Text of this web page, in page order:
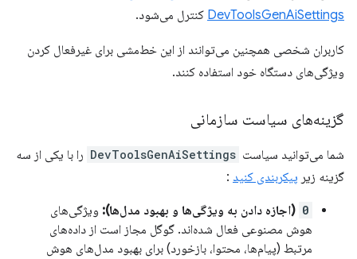
DevToolsGenAiSettings کنترل می‌شود.
کاربران شخصی همچنین می‌توانند از این خط‌مشی برای غیرفعال کردن
ویژگی‌های دستگاه خود استفاده کنند.
گزینه‌های سیاست سازمانی
شما می‌توانید سیاست DevToolsGenAiSettings را با یکی از سه
گزینه زیر پیکربندی کنید :
0 (اجازه دادن به ویژگی‌ها و بهبود مدل‌ها): ویژگی‌های
هوش مصنوعی فعال شده‌اند. گوگل مجاز است از داده‌های
مرتبط (پیام‌ها، محتوا، بازخورد) برای بهبود مدل‌های هوش